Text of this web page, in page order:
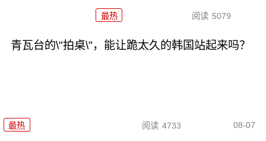
最热 阅读 5079
青瓦台的\"拍桌\"，能让跪太久的韩国站起来吗？
最热 阅读 4733 08-07